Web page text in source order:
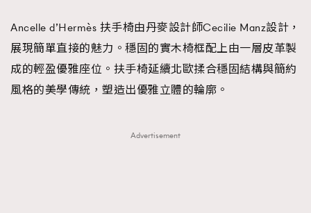
Ancelle d’Hermès 扶手椅由丹麥設計師Cecilie Manz設計，
展現簡單直接的魅力。穩固的實木椅框配上由一層皮革製
成的輕盈優雅座位。扶手椅延續北歐揉合穩固結構與簡約
風格的美學傳統，塑造出優雅立體的輪廓。
Advertisement